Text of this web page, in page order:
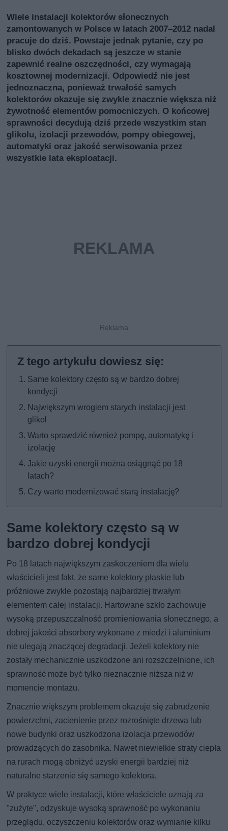
Wiele instalacji kolektorów słonecznych
zamontowanych w Polsce w latach 2007–2012 nadal
pracuje do dziś. Powstaje jednak pytanie, czy po
blisko dwóch dekadach są jeszcze w stanie
zapewnić realne oszczędności, czy wymagają
kosztownej modernizacji. Odpowiedź nie jest
jednoznaczna, ponieważ trwałość samych
kolektorów okazuje się zwykle znacznie większa niż
żywotność elementów pomocniczych. O końcowej
sprawności decydują dziś przede wszystkim stan
glikolu, izolacji przewodów, pompy obiegowej,
automatyki oraz jakość serwisowania przez
wszystkie lata eksploatacji.
Same kolektory często są w bardzo dobrej
kondycji
Największym wrogiem starych instalacji jest
glikol
Warto sprawdzić również pompę, automatykę i
izolację
Jakie uzyski energii można osiągnąć po 18
latach?
Czy warto modernizować starą instalację?
Same kolektory często są w
bardzo dobrej kondycji
Po 18 latach największym zaskoczeniem dla wielu
właścicieli jest fakt, że same kolektory płaskie lub
próżniowe zwykle pozostają najbardziej trwałym
elementem całej instalacji. Hartowane szkło zachowuje
wysoką przepuszczalność promieniowania słonecznego, a
dobrej jakości absorbery wykonane z miedzi i aluminium
nie ulegają znaczącej degradacji. Jeżeli kolektory nie
zostały mechanicznie uszkodzone ani rozszczelnione, ich
sprawność może być tylko nieznacznie niższa niż w
momencie montażu.
Znacznie większym problemem okazuje się zabrudzenie
powierzchni, zacienienie przez rozrośnięte drzewa lub
nowe budynki oraz uszkodzona izolacja przewodów
prowadzących do zasobnika. Nawet niewielkie straty ciepła
na rurach mogą obniżyć uzyski energii bardziej niż
naturalne starzenie się samego kolektora.
W praktyce wiele instalacji, które właściciele uznają za
"zużyte", odzyskuje wysoką sprawność po wykonaniu
przeglądu, oczyszczeniu kolektorów oraz wymianie kilku